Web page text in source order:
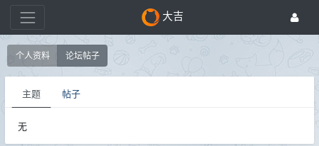
大吉
个人资料 论坛帖子
主题 帖子
无